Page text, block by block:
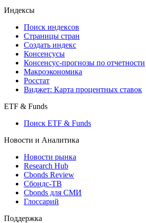
Индексы
Поиск индексов
Страницы стран
Создать индекс
Консенсусы
Консенсус-прогнозы по отчетности
Макроэкономика
Росстат
Виджет: Карта процентных ставок
ETF & Funds
Поиск ETF & Funds
Новости и Аналитика
Новости рынка
Research Hub
Cbonds Review
Сбондс-ТВ
Cbonds для СМИ
Глоссарий
Поддержка